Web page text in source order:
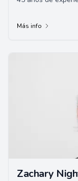
Más info
Zachary